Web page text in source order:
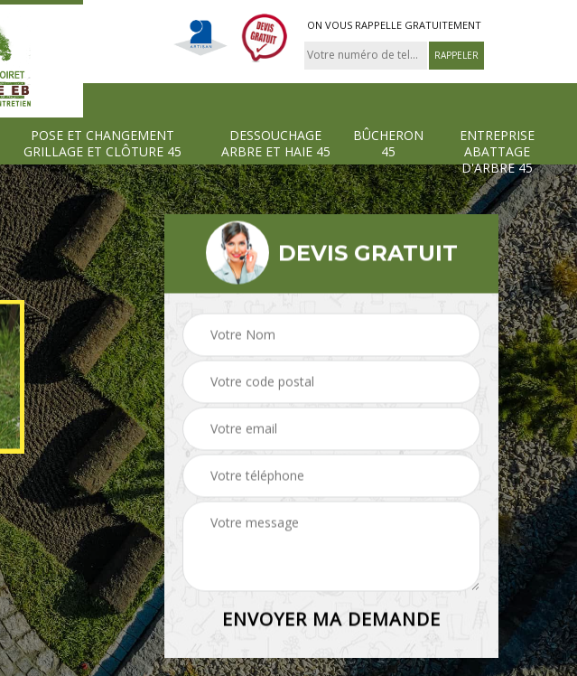
ON VOUS RAPPELLE GRATUITEMENT
POSE ET CHANGEMENT
GRILLAGE ET CLÔTURE 45
DESSOUCHAGE
ARBRE ET HAIE 45
BÛCHERON
45
ENTREPRISE
ABATTAGE
D'ARBRE 45
Entreprise de
jardinage 45
Pose et changement
grillage et clôture 45
Dessouchage arbre et
haie 45
DEVIS GRATUIT